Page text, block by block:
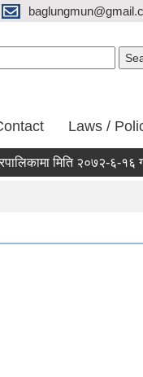
Laws /
मिति २०७२-६-१६ गते